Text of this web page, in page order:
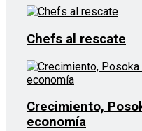
Chefs al rescate
Crecimiento,
economía